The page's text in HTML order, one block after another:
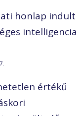
honlap indult
intelligencia
értékű